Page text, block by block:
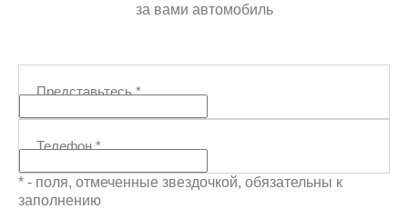
за вами автомобиль
Представьтесь*
Телефон*
* - поля, отмеченные звездочкой, обязательны к
заполнению